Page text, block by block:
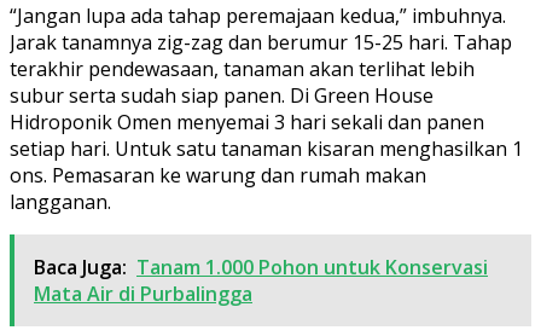
“Jangan lupa ada tahap peremajaan kedua,” imbuhnya.
Jarak tanamnya zig-zag dan berumur 15-25 hari. Tahap
terakhir pendewasaan, tanaman akan terlihat lebih
subur serta sudah siap panen. Di Green House
Hidroponik Omen menyemai 3 hari sekali dan panen
setiap hari. Untuk satu tanaman kisaran menghasilkan 1
ons. Pemasaran ke warung dan rumah makan
langganan.
Baca Juga: Tanam 1.000 Pohon untuk Konservasi
Mata Air di Purbalingga